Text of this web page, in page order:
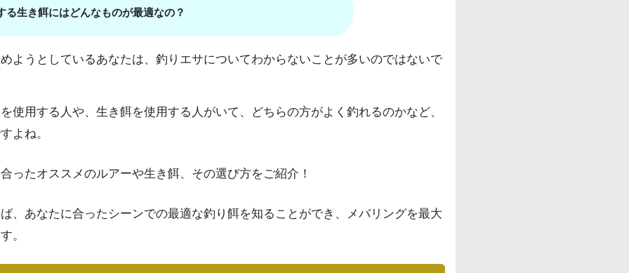
る生き餌にはどんなものが最適なの？
ようとしているあなたは、釣りエサについてわからないことが多いのではないで
使用する人や、生き餌を使用する人がいて、どちらの方がよく釣れるのかなど、
よね。
ったオススメのルアーや生き餌、その選び方をご紹介！
、あなたに合ったシーンでの最適な釣り餌を知ることができ、メバリングを最大
。